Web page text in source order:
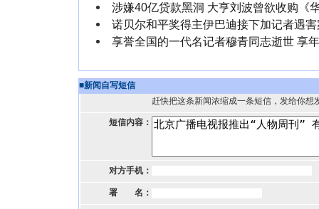
涉嫌40亿贷款黑洞 大亨刘波曾欲收购《
诺贝尔和平奖得主伊巴迪接下加记者遇
享誉全国的一代名记者穆青同志逝世 享
■新闻自写短信
赶快把这条新闻浓缩成一条短信，发给你想
短信内容：
对方手机：
署 名：